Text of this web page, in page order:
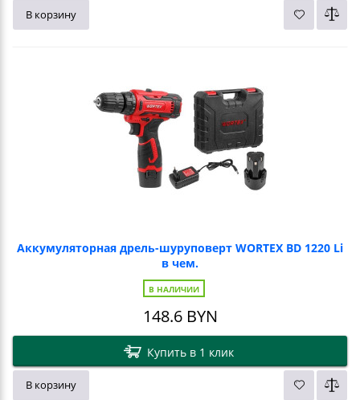
В корзину
Аккумуляторная дрель-шуруповерт WORTEX BD 1220 Li
в чем.
В НАЛИЧИИ
148.6BYN
Купить в 1 клик
В корзину